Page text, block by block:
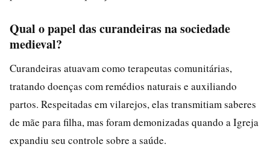
Qual o papel das curandeiras na sociedade
medieval?
Curandeiras atuavam como terapeutas comunitárias,
tratando doenças com remédios naturais e auxiliando
partos. Respeitadas em vilarejos, elas transmitiam saberes
de mãe para filha, mas foram demonizadas quando a Igreja
expandiu seu controle sobre a saúde.